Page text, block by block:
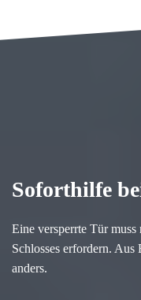
Soforthilfe
Eine versperrte Tür
Schlosses erfordern.
anders.